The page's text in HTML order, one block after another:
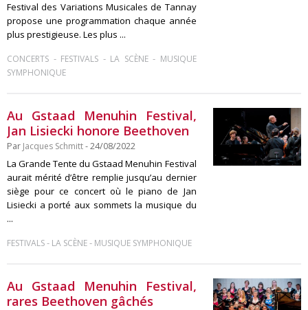
Festival des Variations Musicales de Tannay
propose une programmation chaque année
plus prestigieuse. Les plus ...
CONCERTS - FESTIVALS - LA SCÈNE- MUSIQUE
SYMPHONIQUE
Au Gstaad Menuhin Festival,
Jan Lisiecki honore Beethoven
Par Jacques Schmitt- 24/08/2022
La Grande Tente du Gstaad Menuhin Festival
aurait mérité d’être remplie jusqu’au dernier
siège pour ce concert où le piano de Jan
Lisiecki a porté aux sommets la musique du
...
FESTIVALS- LA SCÈNE- MUSIQUE SYMPHONIQUE
Au Gstaad Menuhin Festival,
rares Beethoven gâchés